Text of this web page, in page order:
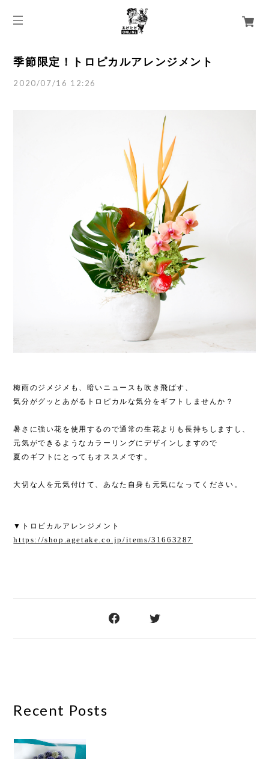
季節限定！トロピカルアレンジメント
2020/07/16 12:26
梅雨のジメジメも、暗いニュースも吹き飛ばす、
気分がグッとあがるトロピカルな気分をギフトしませんか？
暑さに強い花を使用するので通常の生花よりも長持ちしますし、
元気ができるようなカラーリングにデザインしますので
夏のギフトにとってもオススメです。
大切な人を元気付けて、あなた自身も元気になってください。
▼トロピカルアレンジメント
https://shop.agetake.co.jp/items/31663287
Recent Posts